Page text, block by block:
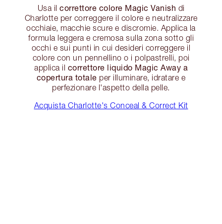
Usa il correttore colore Magic Vanish di
Charlotte per correggere il colore e neutralizzare
occhiaie, macchie scure e discromie. Applica la
formula leggera e cremosa sulla zona sotto gli
occhi e sui punti in cui desideri correggere il
colore con un pennellino o i polpastrelli, poi
applica il correttore liquido Magic Away a
copertura totale per illuminare, idratare e
perfezionare l'aspetto della pelle.
Acquista Charlotte's Conceal & Correct Kit